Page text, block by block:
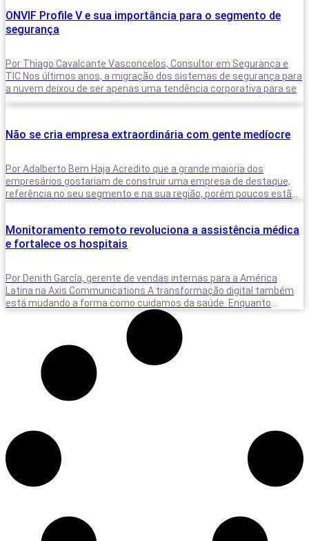
ONVIF Profile V e sua importância para o segmento de
segurança
Por Thiago Cavalcante Vasconcelos, Consultor em Segurança e
TIC Nos últimos anos, a migração dos sistemas de segurança para
a nuvem deixou de ser apenas uma tendência corporativa para se
Não se cria empresa extraordinária com gente medíocre
Por Adalberto Bem Haja Acredito que a grande maioria dos
empresários gostariam de construir uma empresa de destaque,
referência no seu segmento e na sua região, porém poucos estão
Monitoramento remoto revoluciona a assistência médica
e fortalece os hospitais
Por Denith García, gerente de vendas internas para a América
Latina na Axis Communications A transformação digital também
está mudando a forma como cuidamos da saúde. Enquanto